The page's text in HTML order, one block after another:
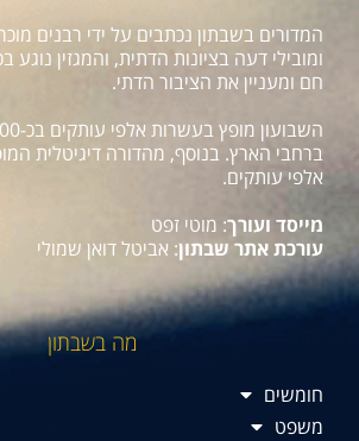
המדורים בשבתון נכתבים על ידי רבנים
ומובילי דעה בציונות הדתית, והמגזין
חם ומעניין את הציבור הדתי.
ברחבי הארץ. בנוסף, מהדורה דיגיטלית
אלפי עותקים.
מייסד ועורך: מוטי זפט
עורכת אתר שבתון: אביטל דואן שמולי
מה בשבתון
חומשים
משפט